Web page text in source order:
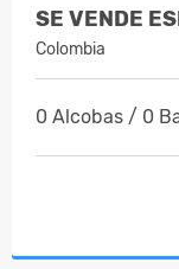
SE VENDE
Colombia
0 Alcobas / 0